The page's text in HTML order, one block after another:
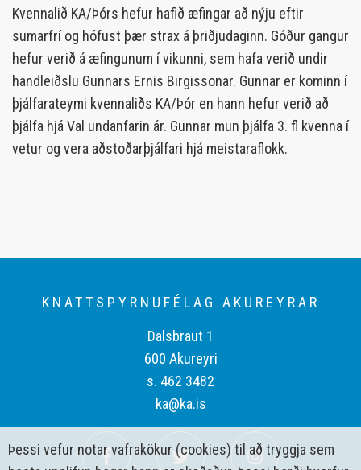
Kvennalið KA/Þórs hefur hafið æfingar að nýju eftir
sumarfrí og hófust þær strax á þriðjudaginn. Góður gangur
hefur verið á æfingunum í vikunni, sem hafa verið undir
handleiðslu Gunnars Ernis Birgissonar. Gunnar er kominn í
þjálfarateymi kvennaliðs KA/Þór en hann hefur verið að
þjálfa hjá Val undanfarin ár. Gunnar mun þjálfa 3. fl kvenna í
vetur og vera aðstoðarþjálfari hjá meistaraflokk.
KNATTSPYRNUFÉLAG AKUREYRAR
Dalsbraut 1
600 Akureyri
s. 462 3482
ka@ka.is
Þessi vefur notar vafrakökur (cookies) til að tryggja sem